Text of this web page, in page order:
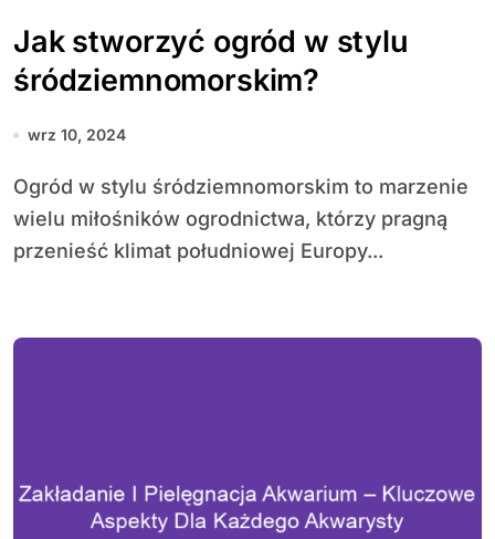
Jak stworzyć ogród w stylu
śródziemnomorskim?
wrz 10, 2024
Ogród w stylu śródziemnomorskim to marzenie
wielu miłośników ogrodnictwa, którzy pragną
przenieść klimat południowej Europy...